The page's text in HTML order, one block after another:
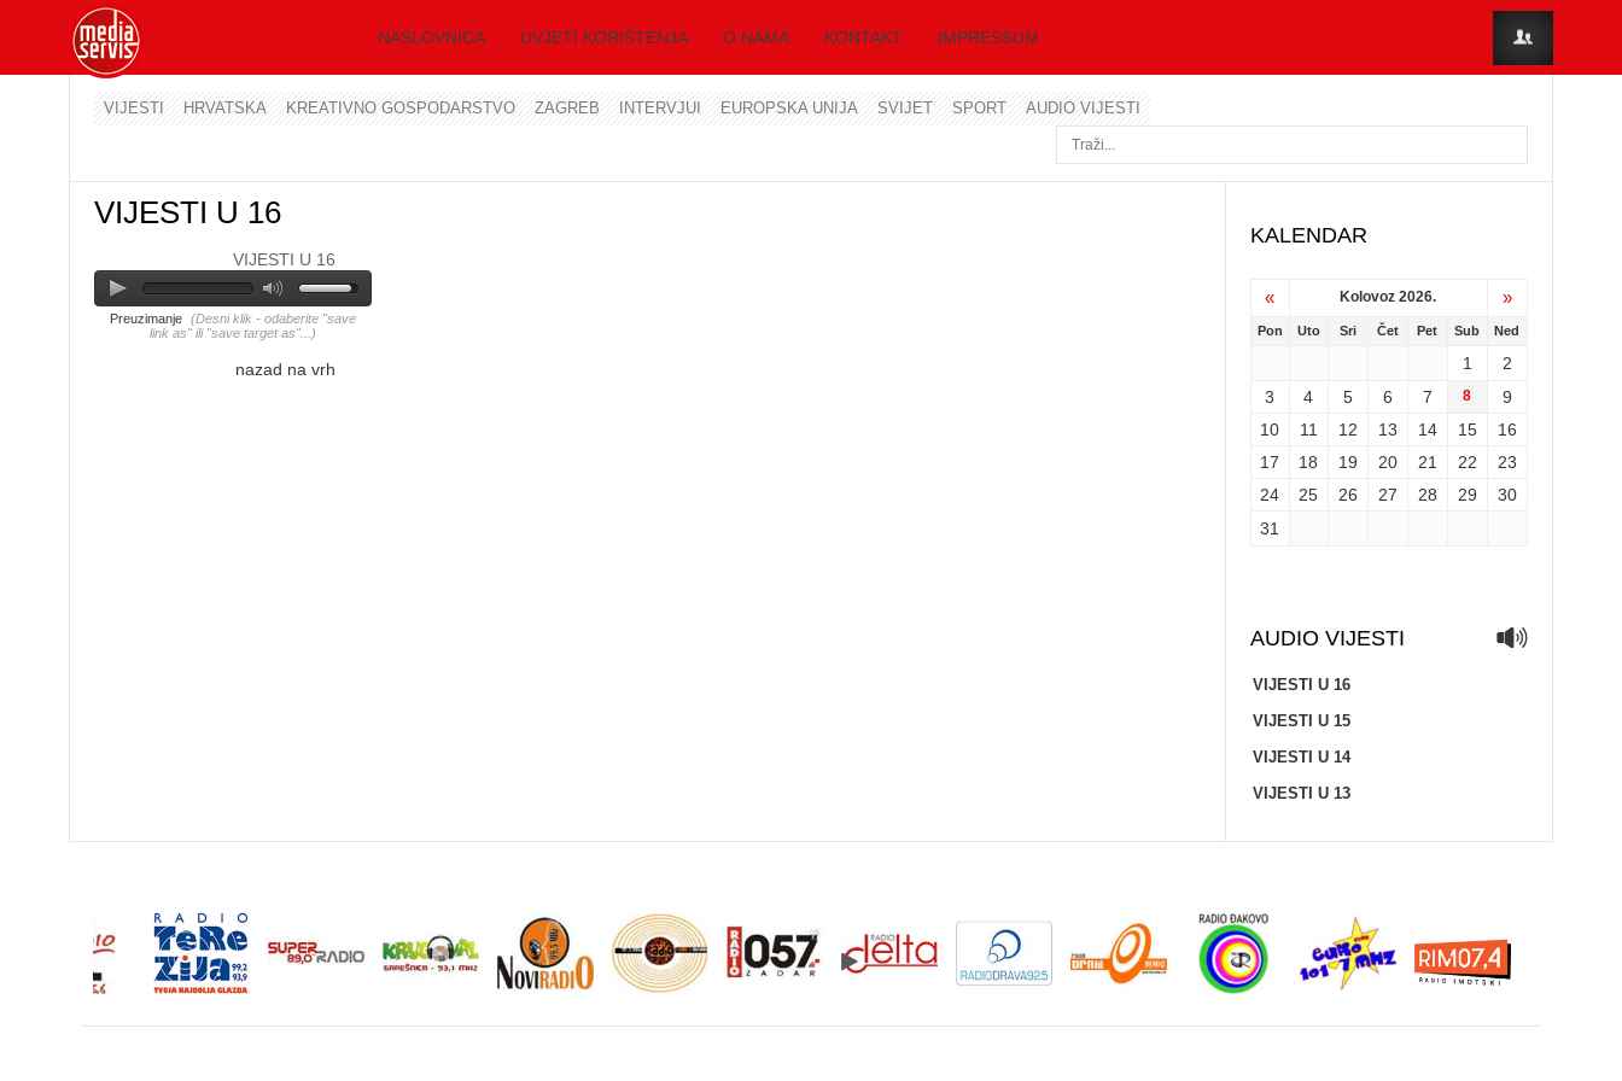
NASLOVNICA UVJETI KORIŠTENJA O NAMA KONTAKT IMPRESSUM
VIJESTI HRVATSKA KREATIVNO GOSPODARSTVO ZAGREB INTERVJUI EUROPSKA UNIJA SVIJET SPORT AUDIO VIJESTI
VIJESTI U 16
VIJESTI U 16
Preuzimanje (Desni klik - odaberite "save
link as" ili "save target as"...)
nazad na vrh
KALENDAR
« Kolovoz 2026. »
Pon Uto Sri Čet Pet Sub Ned
1
2
3
4 5 6 7 8
9
10
11 12 13 14 15
16
17
18 19 20 21 22
23
24
25 26 27 28 29
30
31
AUDIO VIJESTI
VIJESTI U 16
VIJESTI U 15
VIJESTI U 14
VIJESTI U 13